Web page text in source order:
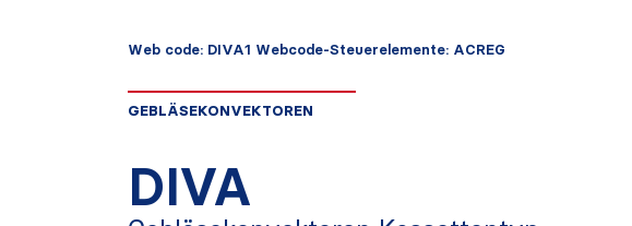
Web code: DIVA1 Webcode-Steuerelemente: ACREG
GEBLÄSEKONVEKTOREN
DIVA